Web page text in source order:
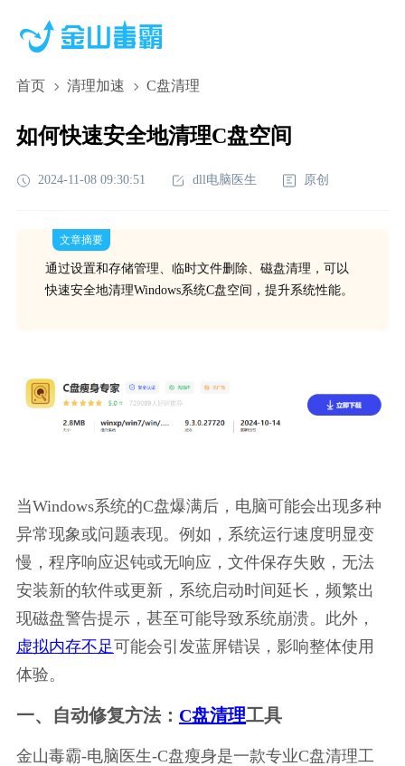
首页 清理加速 C盘清理
如何快速安全地清理C盘空间
2024-11-08 09:30:51 dll电脑医生 原创
文章摘要
通过设置和存储管理、临时文件删除、磁盘清理，可以
快速安全地清理Windows系统C盘空间，提升系统性能。
当Windows系统的C盘爆满后，电脑可能会出现多种
异常现象或问题表现。例如，系统运行速度明显变
慢，程序响应迟钝或无响应，文件保存失败，无法
安装新的软件或更新，系统启动时间延长，频繁出
现磁盘警告提示，甚至可能导致系统崩溃。此外，
虚拟内存不足可能会引发蓝屏错误，影响整体使用
体验。
一、自动修复方法： C盘清理工具
金山毒霸-电脑医生-C盘瘦身是一款专业C盘清理工